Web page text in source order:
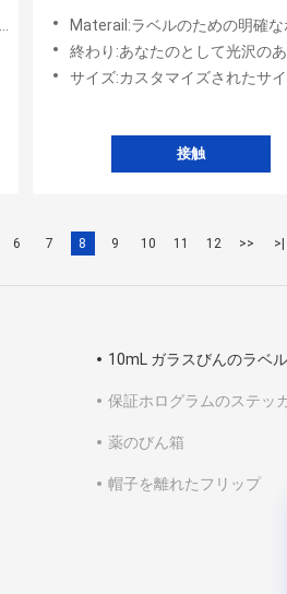
Materail:ラベルのための明確なポリ塩化ビニール、および箱の
終わり:あなたのとして光沢のある表面/マットの光沢のあるによって要
サイズ:カスタマイズされたサイズ、長方形、円、
接触
6 7 8 9 10 11 12 >> >|
10mL ガラスびんのラベル
保証ホログラムのステッ
薬のびん箱
帽子を離れたフリップ